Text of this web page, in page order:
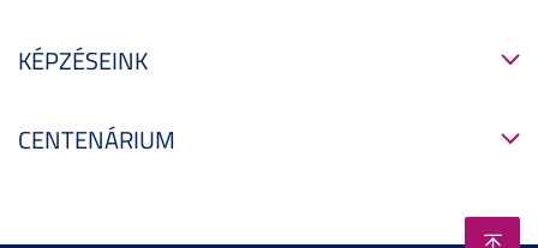
KÉPZÉSEINK
CENTENÁRIUM